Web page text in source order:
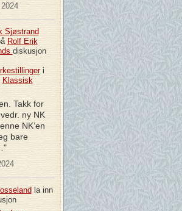
Sjøstrand
Rolf Erik
diskusjon
i
Klassisk
Takk for
ny NK
NK’en
bare
la inn